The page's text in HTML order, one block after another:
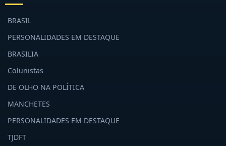
BRASIL
PERSONALIDADES EM DESTAQUE
BRASILIA
Colunistas
DE OLHO NA POLÍTICA
MANCHETES
PERSONALIDADES EM DESTAQUE
TJDFT